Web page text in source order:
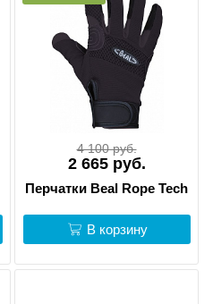
4 100 руб.
2 665 руб.
Перчатки Beal Rope Tech
В корзину